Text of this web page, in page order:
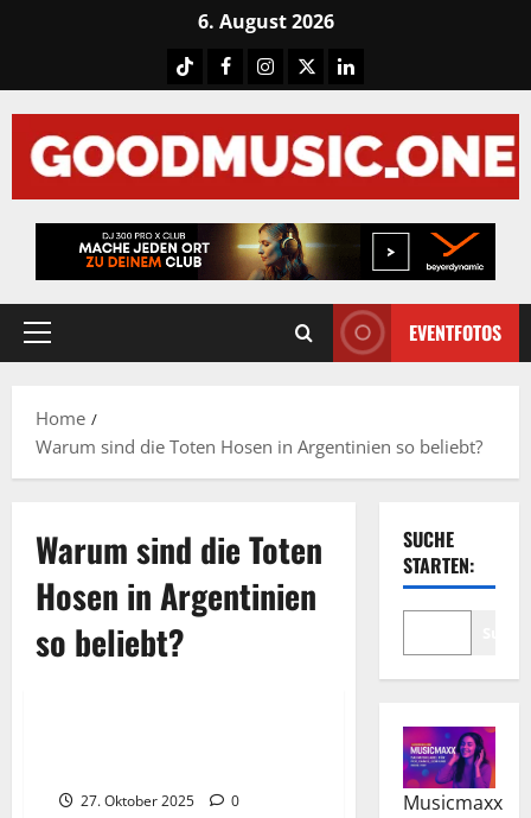
6. August 2026
TiktokFacebook
Instagram
X LinkedIN
Primary
EVENTFOTOS
Home
Warum sind die Toten Hosen in Argentinien so beliebt?
Warum sind die Toten
Hosen in Argentinien
so beliebt?
27. Oktober 2025 0
SUCHE
STARTEN:
Musicmaxx